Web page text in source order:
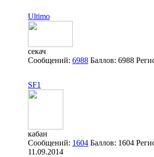
Ultimo
секач
Сообщений: 6988 Баллов: 6988
SF1
кабан
Сообщений: 1604 Баллов: 1604
11.09.2014